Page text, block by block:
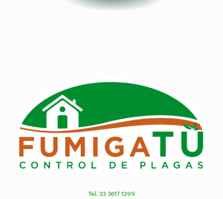
Tel. 33 3617 1399